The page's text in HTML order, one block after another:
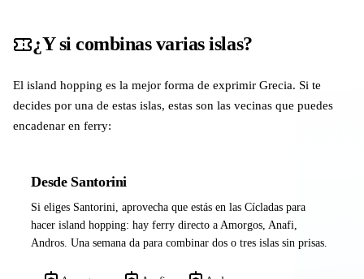
¿Y si combinas varias islas?
El island hopping es la mejor forma de exprimir Grecia. Si te
decides por una de estas islas, estas son las vecinas que puedes
encadenar en ferry:
Desde Santorini
Si eliges Santorini, aprovecha que estás en las Cícladas para
hacer island hopping: hay ferry directo a Amorgos, Anafi,
Andros. Una semana da para combinar dos o tres islas sin prisas.